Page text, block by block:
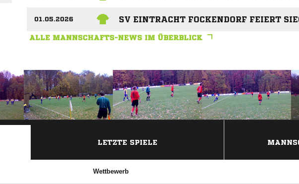
01.05.2026 SV EINTRACHT FOCKENDORF FEIERT
ALLE MANNSCHAFTS-NEWS IM ÜBERBLICK
LETZTE SPIELE
Wettbewerb